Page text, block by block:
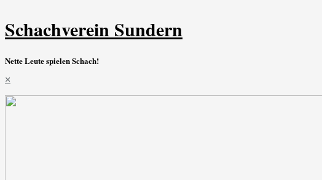
Schachverein Sundern
Nette Leute spielen Schach!
×